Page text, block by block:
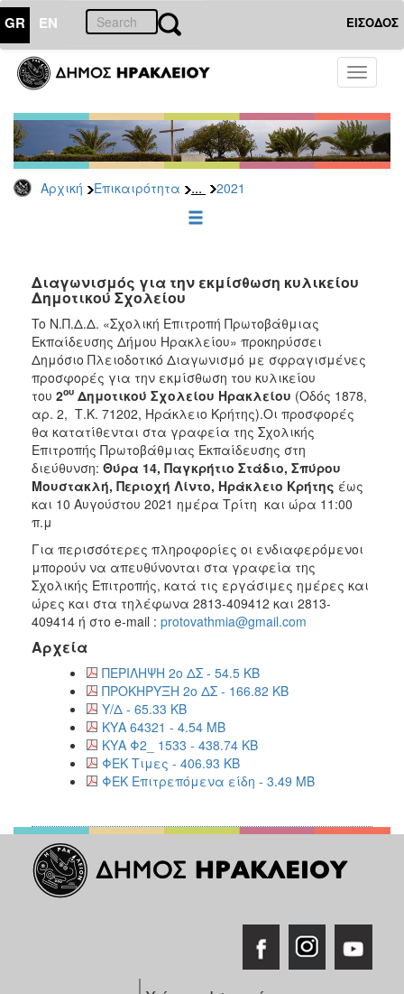
GR EN ΕΙΣΟΔΟΣ
Toggle
Αρχική Επικαιρότητα ... 2021
ΕΠΙΚΑΙΡΟΤΗΤΑ
-
Δημοπρασίες
Αρχείο
2026
2022
2021
2020
2019
2018
2017
2016
2015
2013
ΔΗΜΟΤΗΣ
ΕΠΙΣΚΕΠΤΗΣ
Διαγωνισμός για την εκμίσθωση κυλικείου
Δημοτικού Σχολείου
To Ν.Π.Δ.Δ. «Σχολική Επιτροπή Πρωτοβάθμιας
Εκπαίδευσης Δήμου Ηρακλείου» προκηρύσσει
Δημόσιο Πλειοδοτικό Διαγωνισμό με σφραγισμένες
προσφορές για την εκμίσθωση του κυλικείου
του 2ου Δημοτικού Σχολείου Ηρακλείου (Οδός 1878,
αρ. 2, Τ.Κ. 71202, Ηράκλειο Κρήτης).Οι προσφορές
θα κατατίθενται στα γραφεία της Σχολικής
Επιτροπής Πρωτοβάθμιας Εκπαίδευσης στη
διεύθυνση: Θύρα 14, Παγκρήτιο Στάδιο, Σπύρου
Μουστακλή, Περιοχή Λίντο, Ηράκλειο Κρήτης έως
και 10 Αυγούστου 2021 ημέρα Τρίτη και ώρα 11:00
π.μ
Για περισσότερες πληροφορίες οι ενδιαφερόμενοι
μπορούν να απευθύνονται στα γραφεία της
Σχολικής Επιτροπής, κατά τις εργάσιμες ημέρες και
ώρες και στα τηλέφωνα 2813-409412 και 2813-
409414 ή στο e-mail : protovathmia@gmail.com
Αρχεία
ΠΕΡΙΛΗΨΗ 2ο ΔΣ - 54.5 KB
ΠΡΟΚΗΡΥΞΗ 2ο ΔΣ - 166.82 KB
Υ/Δ - 65.33 KB
ΚΥΑ 64321 - 4.54 MB
ΚΥΑ Φ2_ 1533 - 438.74 KB
ΦΕΚ Τιμες - 406.93 KB
ΦΕΚ Επιτρεπόμενα είδη - 3.49 MB